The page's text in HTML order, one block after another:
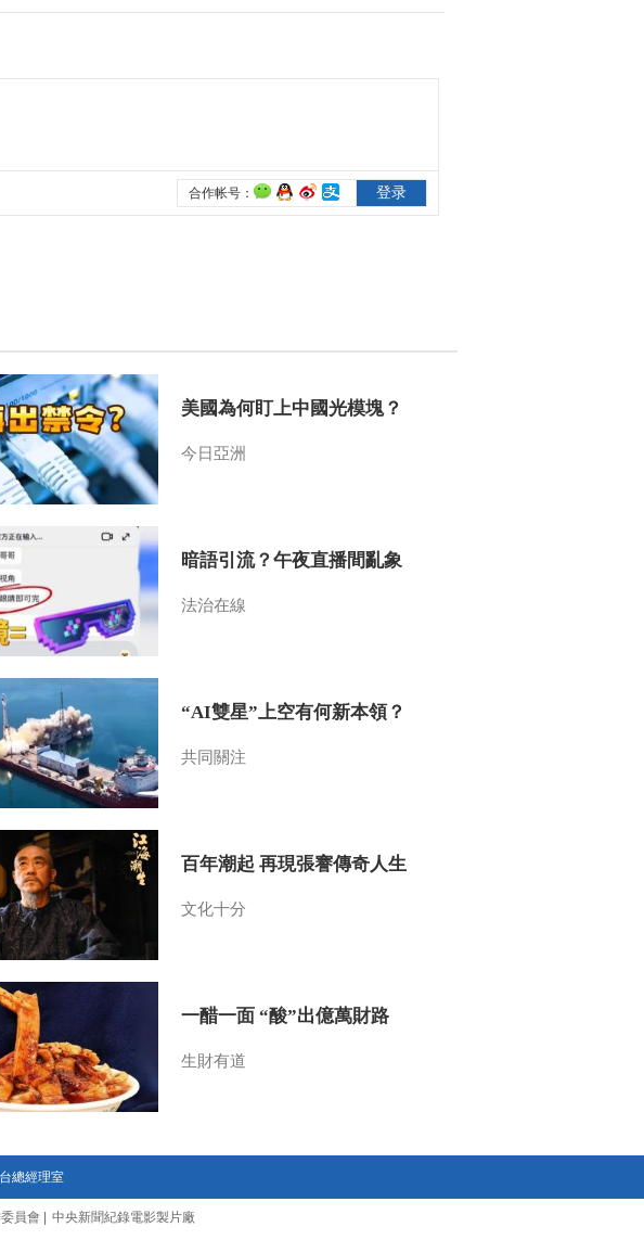
法治在線
文化十分
美國為何盯上中國光模塊？
今日亞洲
暗語引流？午夜直播間亂象
法治在線
“AI雙星”上空有何新本領？
共同關注
百年潮起 再現張謇傳奇人生
文化十分
一醋一面 “酸”出億萬財路
生財有道
總經理室
員會 中央新聞紀錄電影製片廠